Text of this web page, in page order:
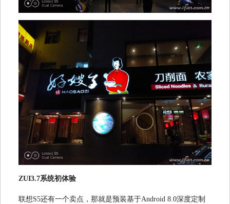
ZUI3.7系统初体验
联想S5还有一个卖点，那就是预装基于Android 8.0深度定制